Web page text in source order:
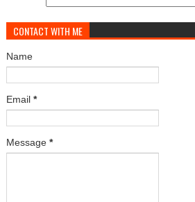
CONTACT WITH ME
Name
Email *
Message *